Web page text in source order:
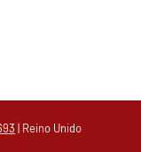
| Reino Unido